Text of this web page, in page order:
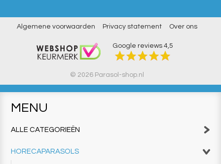
Algemene voorwaarden Privacy statement Over ons
Google reviews 4,5
© 2026 Parasol-shop.nl
MENU
ALLE CATEGORIEËN
HORECAPARASOLS